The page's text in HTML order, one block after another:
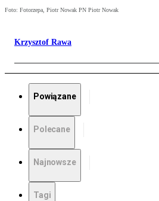
Foto: Fotorzepa, Piotr Nowak PN Piotr Nowak
Krzysztof Rawa
Powiązane
Polecane
Najnowsze
Tagi